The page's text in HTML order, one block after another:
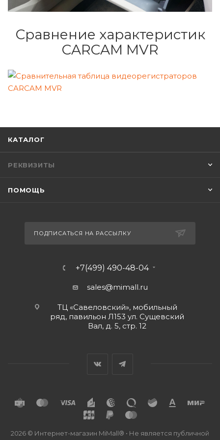
Сравнение характеристик
CARCAM MVR
КАТАЛОГ
РЕКВИЗИТЫ
ПОМОЩЬ
ПОДПИСАТЬСЯ НА РАССЫЛКУ
+7(499) 490-48-04
sales@mimall.ru
ТЦ «Савеловский», мобильный
ряд, павильон Л153 ул. Сущевский
Вал, д. 5, стр. 12
2026 © Интернет-магазин MiMall® • Не является публичной